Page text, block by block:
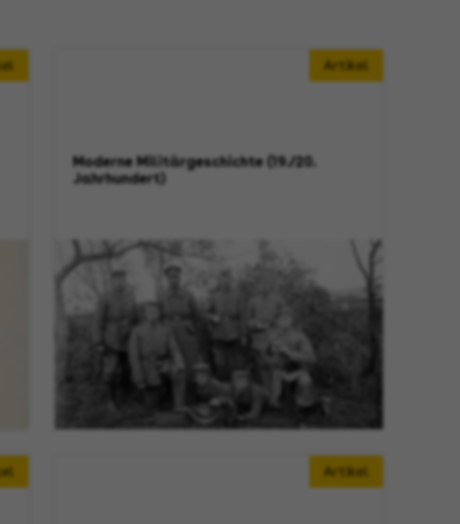
Artikel
Moderne Militärgeschichte (19./20.
Jahrhundert)
Artikel